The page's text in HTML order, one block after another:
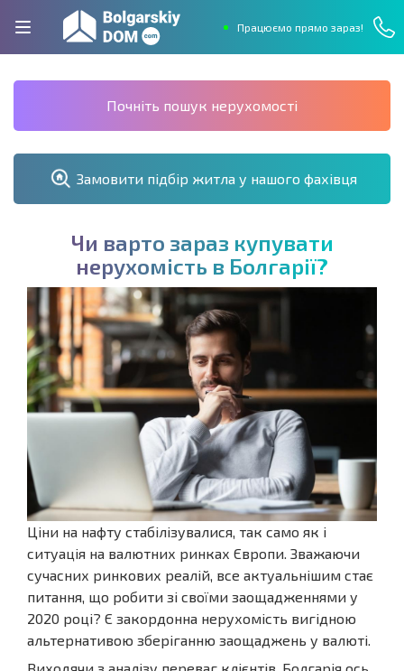
Працюємо прямо зараз!
Почніть пошук нерухомості
Замовити підбір житла у нашого фахівця
Чи варто зараз купувати
нерухомість в Болгарії?
Ціни на нафту стабілізувалися, так само як і
ситуація на валютних ринках Європи. Зважаючи
сучасних ринкових реалій, все актуальнішим стає
питання, що робити зі своїми заощадженнями у
2020 році? Є закордонна нерухомість вигідною
альтернативою зберіганню заощаджень у валюті.